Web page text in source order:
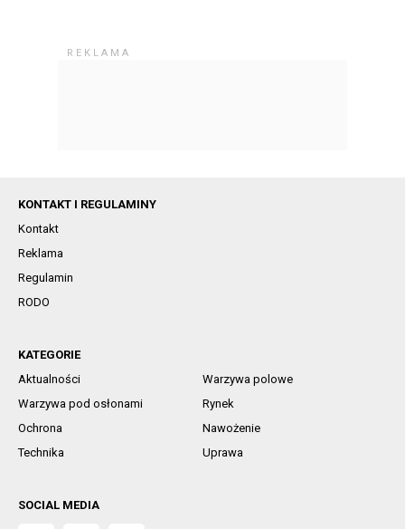
KONTAKT I REGULAMINY
Kontakt
Reklama
Regulamin
RODO
KATEGORIE
Aktualności
Warzywa polowe
Warzywa pod osłonami
Rynek
Ochrona
Nawożenie
Technika
Uprawa
SOCIAL MEDIA